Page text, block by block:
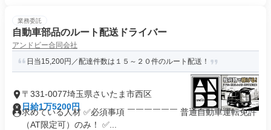
業務委託
自動車部品のルート配送ドライバー
アンドビー合同会社
日当15,200円／配達件数は１５～２０件のルート配送！
〒331-0077埼玉県さいたま市西区
日給1万5200円
求めている人材 ✅必須事項 ￣￣￣￣￣￣ 普通自動車運転免許
（AT限定可）のみ！ ✅...